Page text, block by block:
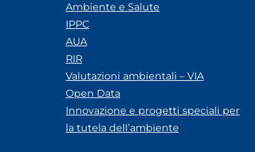
Ambiente e Salute
IPPC
AUA
RIR
Valutazioni ambientali – VIA
Open Data
Innovazione e progetti speciali per
la tutela dell’ambiente